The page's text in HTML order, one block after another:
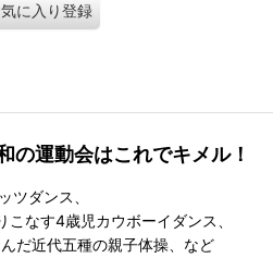
に入り登録
運動会はこれでキメル！
ツダンス、
なす4歳児カウボーイダンス、
だ近代五種の親子体操、など